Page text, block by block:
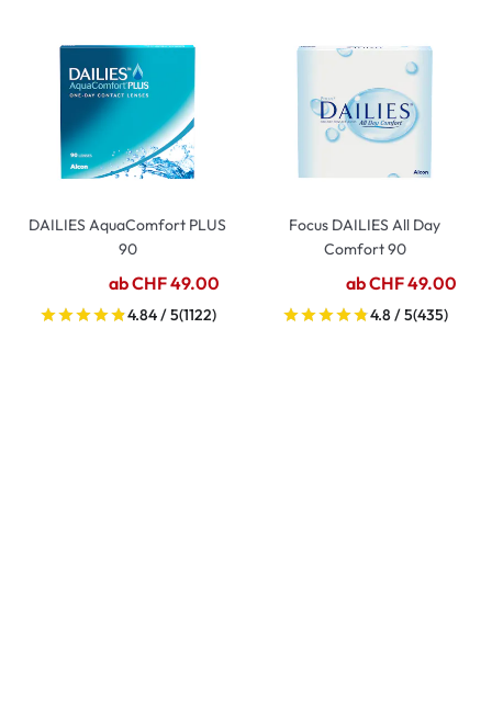
DAILIES AquaComfort PLUS
90
ab CHF 49.00
4.84 / 5(1122)
Focus DAILIES All Day
Comfort 90
ab CHF 49.00
4.8 / 5(435)